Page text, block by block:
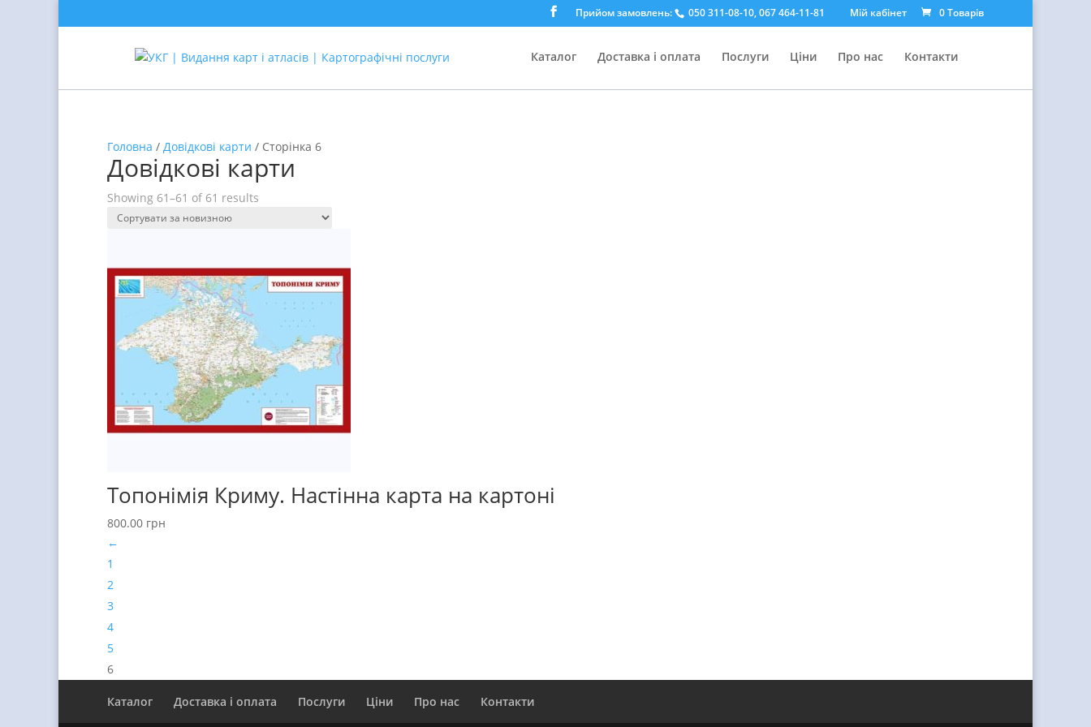
Прийом замовлень: 050 311-08-10, 067 464-11-81 Мій кабінет 0 Товарів
Каталог Доставка і оплата Послуги Ціни Про нас Контакти
Головна / Довідкові карти / Сторінка 6
Довідкові карти
Showing 61–61 of 61 results
Топонімія Криму. Настінна карта на картоні
800.00 грн
←
1
2
3
4
5
6
Каталог Доставка і оплата Послуги Ціни Про нас Контакти